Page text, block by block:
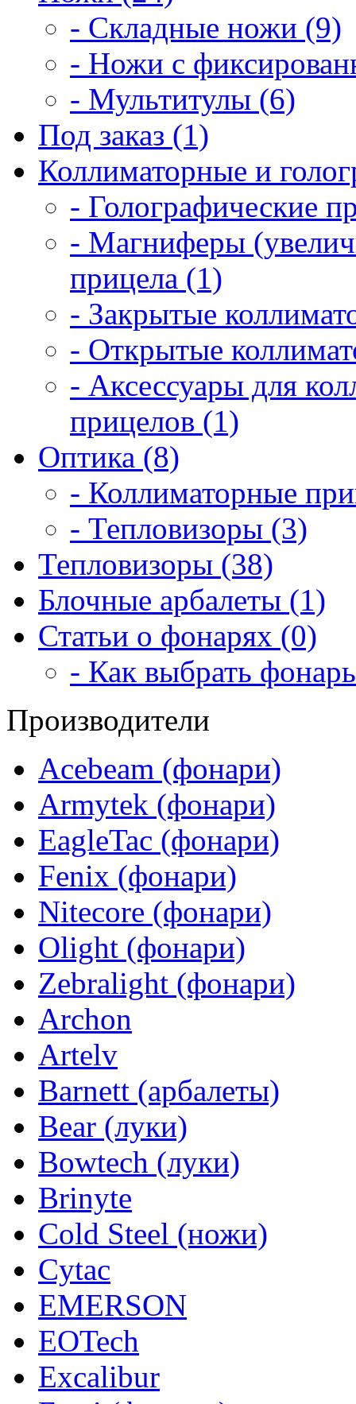
- Складные ножи (9)
- Ножи с
- Мультитулы (6)
Под заказ (1)
Коллиматорные и
- Голографические
- Магниферы
прицела (1)
- Закрытые
- Открытые
- Аксессуары для
прицелов (1)
Оптика (8)
- Коллиматорные
- Тепловизоры (3)
Тепловизоры (38)
Блочные арбалеты (1)
Статьи о фонарях (0)
- Как выбрать
Производители
Acebeam (фонари)
Armytek (фонари)
EagleTac (фонари)
Fenix (фонари)
Nitecore (фонари)
Olight (фонари)
Zebralight (фонари)
Archon
Artelv
Barnett (арбалеты)
Bear (луки)
Bowtech (луки)
Brinyte
Cold Steel (ножи)
Cytac
EMERSON
EOTech
Excalibur